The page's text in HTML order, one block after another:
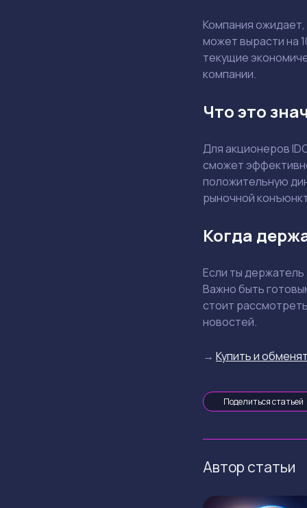
Компания
может вырасти на
текущие
компании.
Что это
Для акционеров
сможет
положительную
рыночной
Когда
Если ты
Важно быть
стоит
новостей.
→ Купить и
Поделиться статьей
Автор статьи